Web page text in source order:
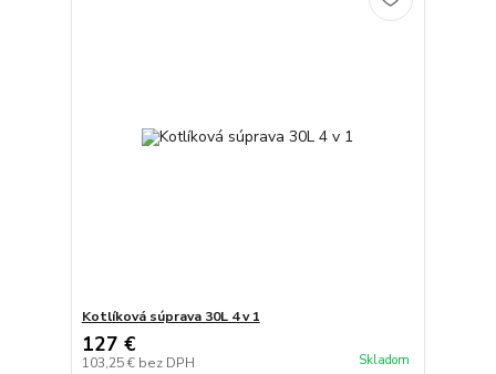
Kotlíková súprava 30L 4 v 1
127 €
103,25 € bez DPH Skladom